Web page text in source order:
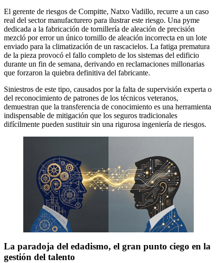
El gerente de riesgos de Compitte, Natxo Vadillo, recurre a un caso
real del sector manufacturero para ilustrar este riesgo. Una pyme
dedicada a la fabricación de tornillería de aleación de precisión
mezcló por error un único tornillo de aleación incorrecta en un lote
enviado para la climatización de un rascacielos. La fatiga prematura
de la pieza provocó el fallo completo de los sistemas del edificio
durante un fin de semana, derivando en reclamaciones millonarias
que forzaron la quiebra definitiva del fabricante.
Siniestros de este tipo, causados por la falta de supervisión experta o
del reconocimiento de patrones de los técnicos veteranos,
demuestran que la transferencia de conocimiento es una herramienta
indispensable de mitigación que los seguros tradicionales
difícilmente pueden sustituir sin una rigurosa ingeniería de riesgos.
La paradoja del edadismo, el gran punto ciego en la
gestión del talento